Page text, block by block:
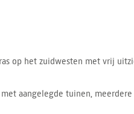
op het zuidwesten met vrij
aangelegde tuinen,